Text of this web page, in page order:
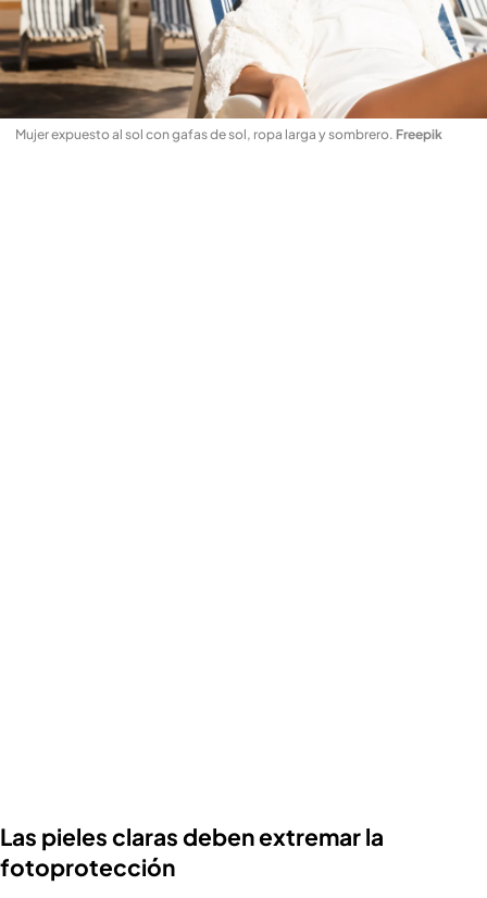
Mujer expuesto al sol con gafas de sol, ropa larga y sombrero. Freepik
Las pieles claras deben extremar la
fotoprotección